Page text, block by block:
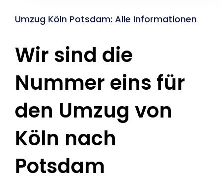
Umzug Köln Potsdam: Alle Informationen
Wir sind die
Nummer eins für
den Umzug von
Köln nach
Potsdam